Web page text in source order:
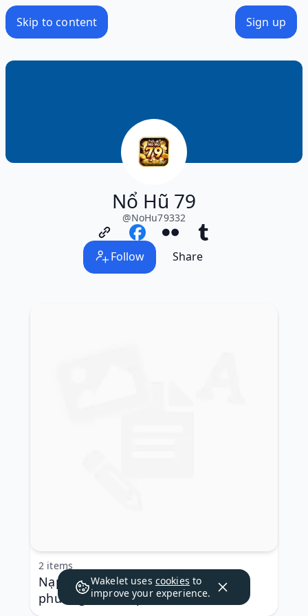
Skip to content Sign up
Nổ Hũ 79
@NoHu79332
Follow Share
Nạp tiền Win79 thế nào? Có những
phương thức nạp tiền nào?
2 items
Wakelet uses cookies to
improve your experience.